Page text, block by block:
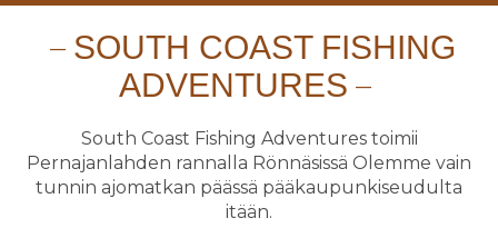
SOUTH COAST FISHING
ADVENTURES
South Coast Fishing Adventures toimii
Pernajanlahden rannalla Rönnäsissä Olemme vain
tunnin ajomatkan päässä pääkaupunkiseudulta
itään.